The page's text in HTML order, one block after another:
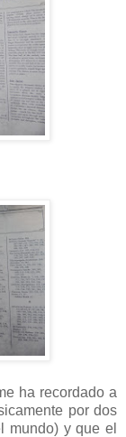
ha recordado a
por dos
mundo) y que el